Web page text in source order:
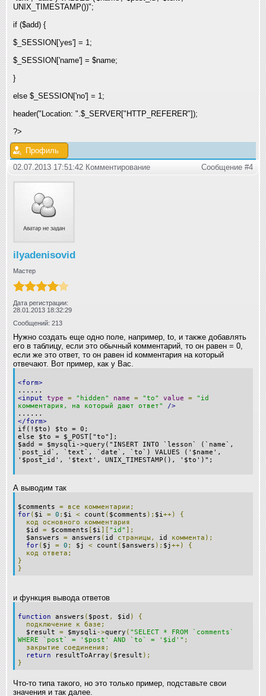
UNIX_TIMESTAMP())";
if ($add) {
$_SESSION['yes'] = 1;
$_SESSION['name'] = $name;
}
else $_SESSION['no'] = 1;
header("Location: ".$_SERVER["HTTP_REFERER"]);
?>
Профиль
02.07.2013 17:51:42 Комментирование
Сообщение #4
ilyadenisovid
Мастер
Дата регистрации:
28.01.2013 18:32:29
Сообщений: 213
Нужно создать еще одно поле, например, to, и также добавлять
его в таблицу, если это обычный комментарий, то он равен = 0,
если же это ответ, то он равен id комментария на который
отвечают. Вот пример, как у Вас.
<form>
......
<input
type = "hidden" name = "to" value =
"id
комментария, на который дают ответ"
/>
......
</form>
if(!$to) $to = 0;
else $to = $_POST["to"];
$add = $mysqli->query("INSERT INTO `lesson` (`name`,
`post_id`, `text`, `date`, `to`) VALUES ('$name',
'$post_id', '$text', UNIX_TIMESTAMP(), '$to')" ;
А выводим так
$comments = все
комментарии;
for( $i = 0 ; $i < count ( $comments ); $i++)
{
код
основного
комментария
$id = $comments [ $i][ "id" ];
$answers = answers ( id страницы, id коммента);
for( $j = 0 ; $j < count ( $answers ); $j++)
{
код
ответа;
}
}
и функция вывода ответов
function answers ( $post , $id )
{
подключение
к базе;
$result = $mysqli ->query ( "SELECT * FROM `comments`
WHERE `post` = '$post' AND `to` = '$id'" ;
закрытие
соединения;
return resultToArray ( $result );
}
Что-то типа такого, но это только пример, подставьте свои
значения и так далее.